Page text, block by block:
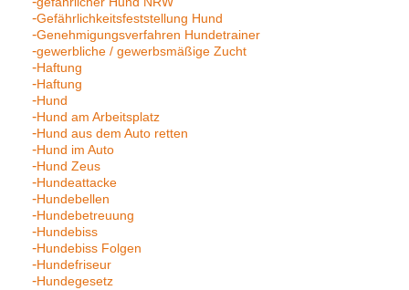
Gefährlichkeitsfeststellung Hund
Genehmigungsverfahren Hundetrainer
gewerbliche / gewerbsmäßige Zucht
Haftung
Haftung
Hund
Hund am Arbeitsplatz
Hund aus dem Auto retten
Hund im Auto
Hund Zeus
Hundeattacke
Hundebellen
Hundebetreuung
Hundebiss
Hundebiss Folgen
Hundefriseur
Hundegesetz